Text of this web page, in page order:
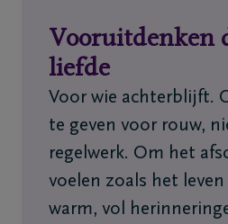
Uitvaart
regelen
Overlijdensberichten
Ons
uitvaartcentrum
Vooruitdenken
liefde
Voor wie achterblijft.
te geven voor rouw,
regelwerk. Om het
voelen zoals het leven
warm, vol